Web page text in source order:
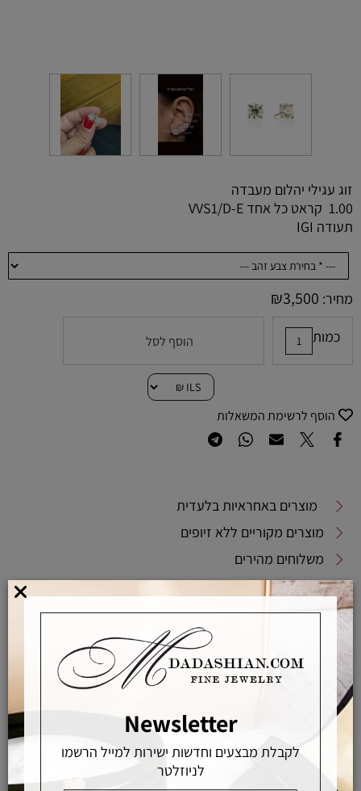
זוג עגילי יהלום מעבדה
1.00 קראט כל אחד VVS1/D-E
תעודה IGI
מחיר: ₪3,500
כמות הוסף לסל
הוסף לרשימת המשאלות
מוצרים באחראיות בלעדית
מוצרים מקוריים ללא זיופים
משלוחים מהירים
אפשרויות החלפה / החזרה
רכישה מאובטחת
אחראיות בלעדית משלוחים מהירים רכישה מאובטחת
Newsletter
לקבלת מבצעים וחדשות ישירות למייל הרשמו
לניוזלטר